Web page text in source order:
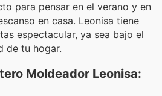
para pensar en el verano y en
en casa. Leonisa tiene
espectacular, ya sea bajo el
de tu hogar.
Moldeador Leonisa: